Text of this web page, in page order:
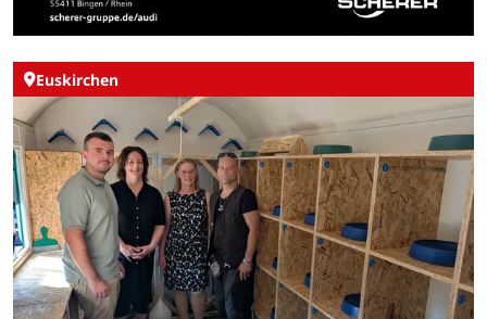
Euskirchen